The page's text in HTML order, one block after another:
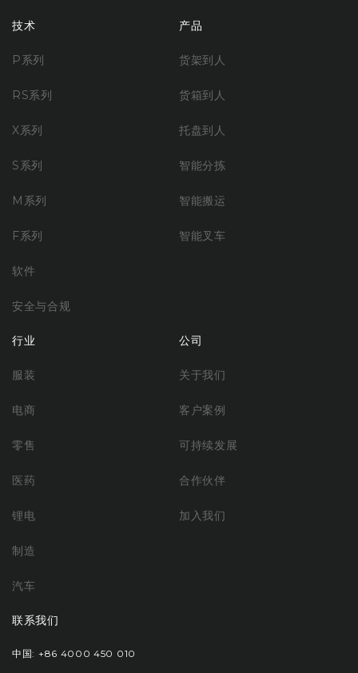
技术
P系列
RS系列
X系列
S系列
M系列
F系列
软件
安全与合规
产品
货架到人
货箱到人
托盘到人
智能分拣
智能搬运
智能叉车
行业
服装
电商
零售
医药
锂电
制造
汽车
公司
关于我们
客户案例
可持续发展
合作伙伴
加入我们
联系我们
中国: +86 4000 450 010